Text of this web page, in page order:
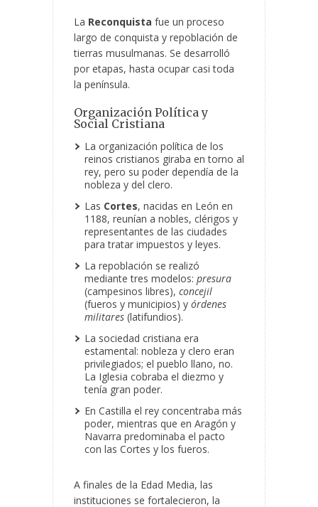
La Reconquista fue un proceso
largo de conquista y repoblación de
tierras musulmanas. Se desarrolló
por etapas, hasta ocupar casi toda
la península.
Organización Política y
Social Cristiana
La organización política de los
reinos cristianos giraba en torno al
rey, pero su poder dependía de la
nobleza y del clero.
Las Cortes, nacidas en León en
1188, reunían a nobles, clérigos y
representantes de las ciudades
para tratar impuestos y leyes.
La repoblación se realizó
mediante tres modelos: presura
(campesinos libres), concejil
(fueros y municipios) y órdenes
militares (latifundios).
La sociedad cristiana era
estamental: nobleza y clero eran
privilegiados; el pueblo llano, no.
La Iglesia cobraba el diezmo y
tenía gran poder.
En Castilla el rey concentraba más
poder, mientras que en Aragón y
Navarra predominaba el pacto
con las Cortes y los fueros.
A finales de la Edad Media, las
instituciones se fortalecieron, la